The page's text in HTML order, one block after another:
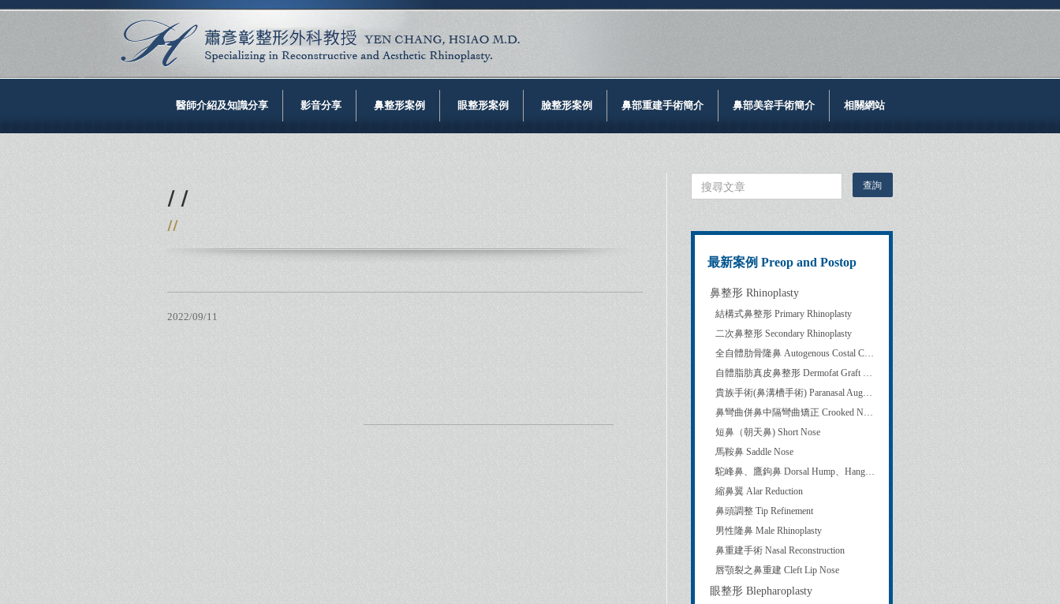
醫師介紹及知識分享 影音分享 鼻整形案例 眼整形案例 臉整形案例 鼻部重建手術簡介 鼻部美容手術簡介 相關網站
/ /
//
2022/09/11
最新案例 Preop and Postop
鼻整形 Rhinoplasty
結構式鼻整形 Primary Rhinoplasty
二次鼻整形 Secondary Rhinoplasty
全自體肋骨隆鼻 Autogenous Costal Cartilage Rhinoplasty
自體脂肪真皮鼻整形 Dermofat Graft Rhinoplasty
貴族手術(鼻溝槽手術) Paranasal Augmentation
鼻彎曲併鼻中隔彎曲矯正 Crooked Nose Correction and Septoplasty
短鼻（朝天鼻) Short Nose
馬鞍鼻 Saddle Nose
駝峰鼻、鷹鉤鼻 Dorsal Hump、Hanging Columella
縮鼻翼 Alar Reduction
鼻頭調整 Tip Refinement
男性隆鼻 Male Rhinoplasty
鼻重建手術 Nasal Reconstruction
唇顎裂之鼻重建 Cleft Lip Nose
眼整形 Blepharoplasty